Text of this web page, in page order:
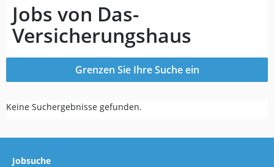
Jobs von Das-
Versicherungshaus
Grenzen Sie Ihre Suche ein
Keine Suchergebnisse gefunden.
Jobsuche